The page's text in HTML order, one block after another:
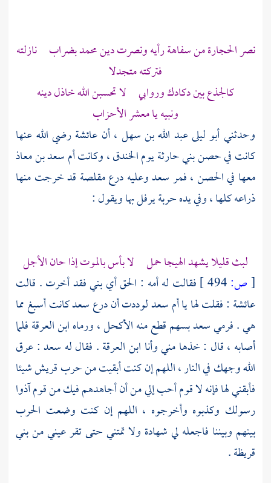
نصر الحجارة من سفاهة رأيه ونصرت دين محمد بضراب نازلته
فتركته متجدلا
كالجذع بين دكادك وروابي لا تحسبن الله خاذل دينه
ونبيه يا معشر الأحزاب
وحدثنيأبو ليلى عبد الله بن سهل ،أن عائشةرضي الله عنها
كانت في حصنبني حارثةيوم الخندق ، وكانتأم سعد بن معاذ
معها في الحصن ، فمرسعدوعليه درع مقلصة قد خرجت منها
ذراعه كلها ، وفي يده حربة يرفل بها ويقول :
لبث قليلا يشهد الهيجا حمل لا بأس بالموت إذا حان الأجل
[ص:
فقالت له أمه : الحق أي بني فقد أخرت . قالت
عائشة : فقلت لها ياأم سعدلوددت أن درعسعدكانت أسبغ مما
هي . فرميسعدبسهم قطع منه الأكحل ، ورماهابن العرقةفلما
أصابه ، قال : خذها مني وأنا ابن العرقة. فقال له سعد: عرق
الله وجهك في النار ، اللهم إن كنت أبقيت من حربقريششيئا
فأبقني لها فإنه لا قوم أحب إلي من أن أجاهدهم فيك من قوم آذوا
رسولك وكذبوه وأخرجوه ، اللهم إن كنت وضعت الحرب
بينهم وبيننا فاجعله لي شهادة ولا تمتني حتى تقر عيني منبني
قريظة.